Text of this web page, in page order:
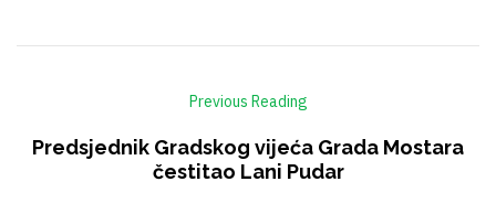
Previous Reading
Predsjednik Gradskog vijeća Grada Mostara
čestitao Lani Pudar